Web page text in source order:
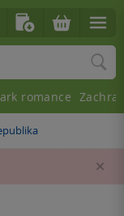
romance